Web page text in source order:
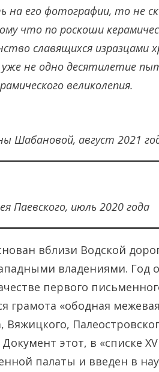
на его фотографии, то не
что по роскоши
славящихся изразцами
уже не одно десятилетие
великолепия.
Шабановой, август 2021
Паевского, июль 2020 года
вблизи Водской
владениями. Год
первого
грамота «ободная
этот, в «списке
палаты и введен в